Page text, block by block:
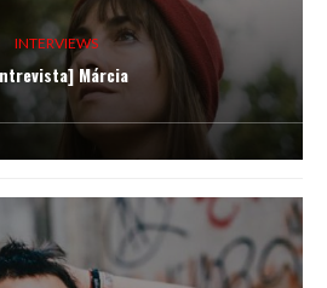
INTERVIEWS
Márcia